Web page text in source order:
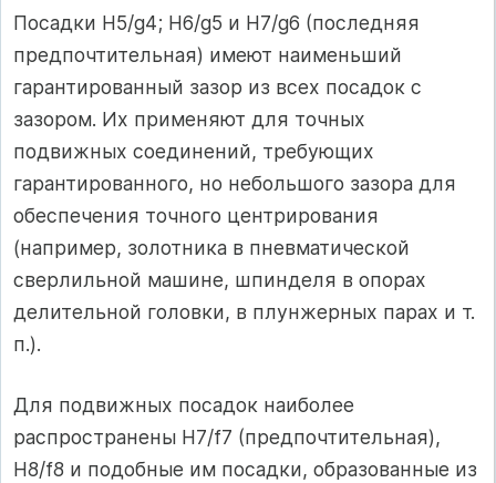
Посадки Н5/g4; Н6/g5 и Н7/g6 (последняя
предпочтительная) имеют наименьший
гарантированный зазор из всех посадок с
зазором. Их применяют для точных
подвижных соединений, требующих
гарантированного, но небольшого зазора для
обеспечения точного центрирования
(например, золотника в пневматической
сверлильной машине, шпинделя в опорах
делительной головки, в плунжерных парах и т.
п.).
Для подвижных посадок наиболее
распространены Н7/f7 (предпочтительная),
Н8/f8 и подобные им посадки, образованные из